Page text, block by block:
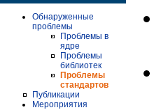
Обнаруженные
проблемы
Проблемы в
ядре
Проблемы
библиотек
Проблемы
стандартов
Публикации
Мероприятия